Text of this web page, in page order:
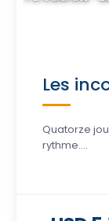
Les
Quatorze
rythme….